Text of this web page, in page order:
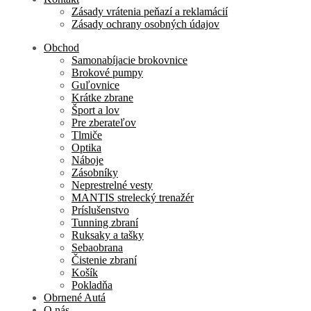
Zásady vrátenia peňazí a reklamácií
Zásady ochrany osobných údajov
Obchod
Samonabíjacie brokovnice
Brokové pumpy
Guľovnice
Krátke zbrane
Šport a lov
Pre zberateľov
Tlmiče
Optika
Náboje
Zásobníky
Neprestrelné vesty
MANTIS strelecký trenažér
Príslušenstvo
Tunning zbraní
Ruksaky a tašky
Sebaobrana
Čistenie zbraní
Košík
Pokladňa
Obrnené Autá